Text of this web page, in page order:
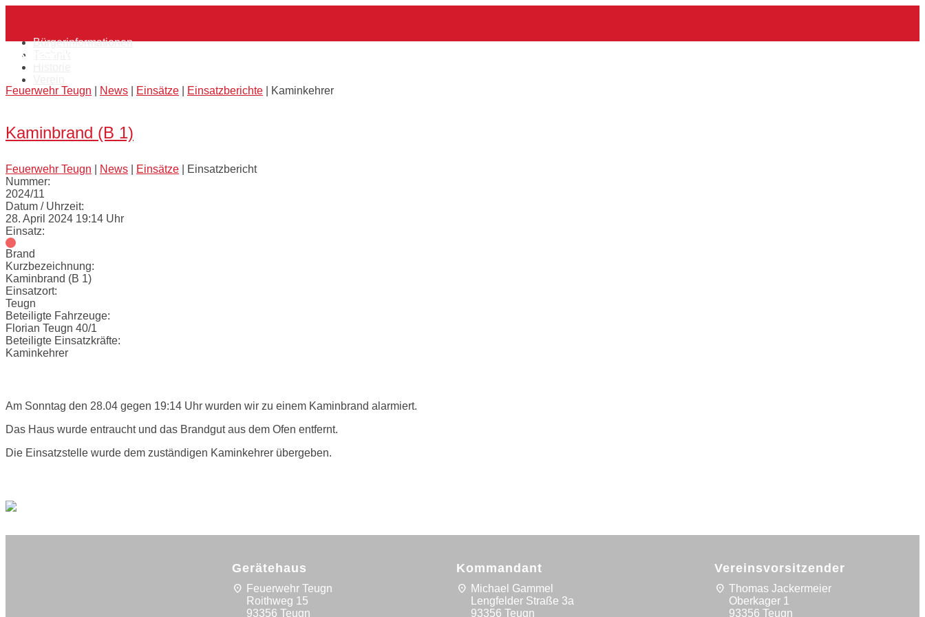
content
Bürgerinformationen
Externes Einsatzmittel:
Feuerwehr Teugn News Einsätze Einsatzberichte
Kaminkehrer
Kaminbrand (B 1)
Feuerwehr Teugn News Einsätze
Einsatzbericht
Nummer:
2024/11
Datum / Uhrzeit:
28. April 2024 19:14 Uhr
Einsatz:
Brand
Kurzbezeichnung:
Kaminbrand (B 1)
Einsatzort:
Teugn
Beteiligte Fahrzeuge:
Florian Teugn 40/1
Beteiligte Einsatzkräfte:
Kaminkehrer
Am Sonntag den 28.04 gegen 19:14 Uhr wurden wir zu einem Kaminbrand alarmiert.
Das Haus wurde entraucht und das Brandgut aus dem Ofen entfernt.
Die Einsatzstelle wurde dem zuständigen Kaminkehrer übergeben.
Gerätehaus
location_on Feuerwehr Teugn
Roithweg 15
93356 Teugn
Kommandant
location_on Michael Gammel
Lengfelder Straße 3a
93356 Teugn
Vereinsvorsitzender
location_on Thomas Jackermeier
Oberkager 1
93356 Teugn